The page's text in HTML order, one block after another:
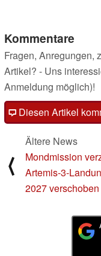
Kommentare
Fragen, Anregungen,
Artikel? - Uns
Anmeldung möglich)!
Diesen Artikel
⟨
Ältere News
Mondmission
Artemis-3-
2027 verschoben